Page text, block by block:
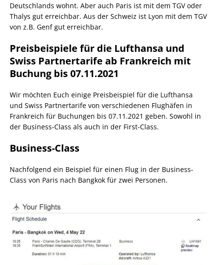
Deutschlands wohnt. Aber auch Paris ist mit dem TGV oder
Thalys gut erreichbar. Aus der Schweiz ist Lyon mit dem TGV
von z.B. Genf gut erreichbar.
Preisbeispiele für die Lufthansa und
Swiss Partnertarife ab Frankreich mit
Buchung bis 07.11.2021
Wir möchten Euch einige Preisbeispiel für die Lufthansa
und Swiss Partnertarife von verschiedenen Flughäfen in
Frankreich für Buchungen bis 07.11.2021 geben. Sowohl in
der Business-Class als auch in der First-Class.
Business-Class
Nachfolgend ein Beispiel für einen Flug in der Business-
Class von Paris nach Bangkok für zwei Personen.